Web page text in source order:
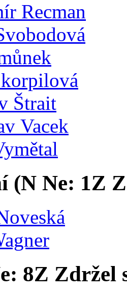
Recman
Štrait
Vacek
(N Ne: 1Z
8Z Zdržel